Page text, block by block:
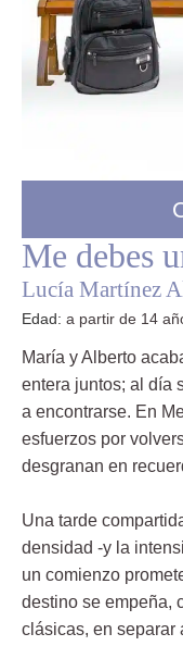
Me debes
Lucía Martínez
Edad: a partir de 14
María y Alberto
entera juntos; al día
a encontrarse. En
esfuerzos por
desgranan en
Una tarde
densidad -y la
un comienzo
destino se empeña,
clásicas, en separar